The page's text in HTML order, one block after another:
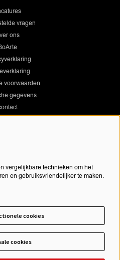
vragen
ons
voorwaarden
gegevens
vergelijkbare technieken om het
en gebruiksvriendelijker te maken.
cookies
cookies